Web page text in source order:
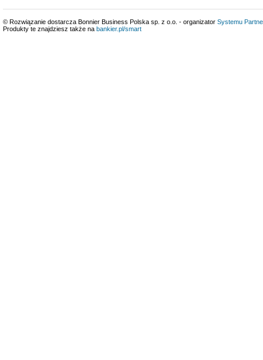
© Rozwiązanie dostarcza Bonnier Business Polska sp. z o.o. - organizator Systemu
Produkty te znajdziesz także na bankier.pl/smart